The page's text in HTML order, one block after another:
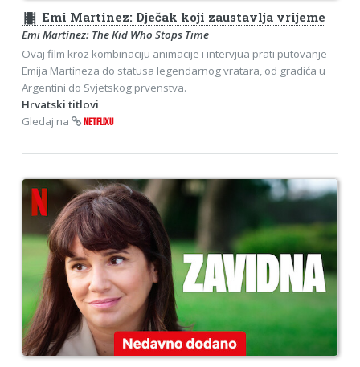
theaters Emi Martinez: Dječak koji zaustavlja vrijeme
Emi Martínez: The Kid Who Stops Time
Ovaj film kroz kombinaciju animacije i intervjua prati putovanje
Emija Martíneza do statusa legendarnog vratara, od gradića u
Argentini do Svjetskog prvenstva.
Hrvatski titlovi
Gledaj na
NETFLIXU